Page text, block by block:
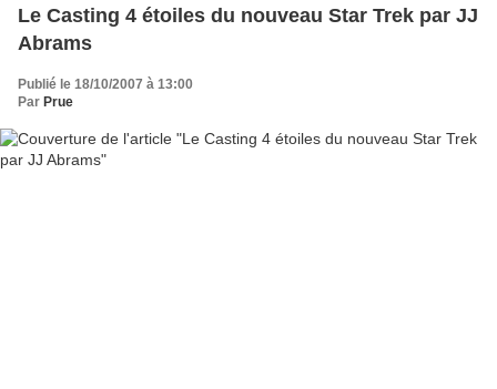
Le Casting 4 étoiles du nouveau Star Trek par JJ
Abrams
Publié le 18/10/2007 à 13:00
Par Prue